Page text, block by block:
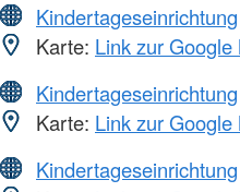
Kindertageseinrichtung
Karte: Link zur
Kindertageseinrichtung
Karte: Link zur
Kindertageseinrichtung